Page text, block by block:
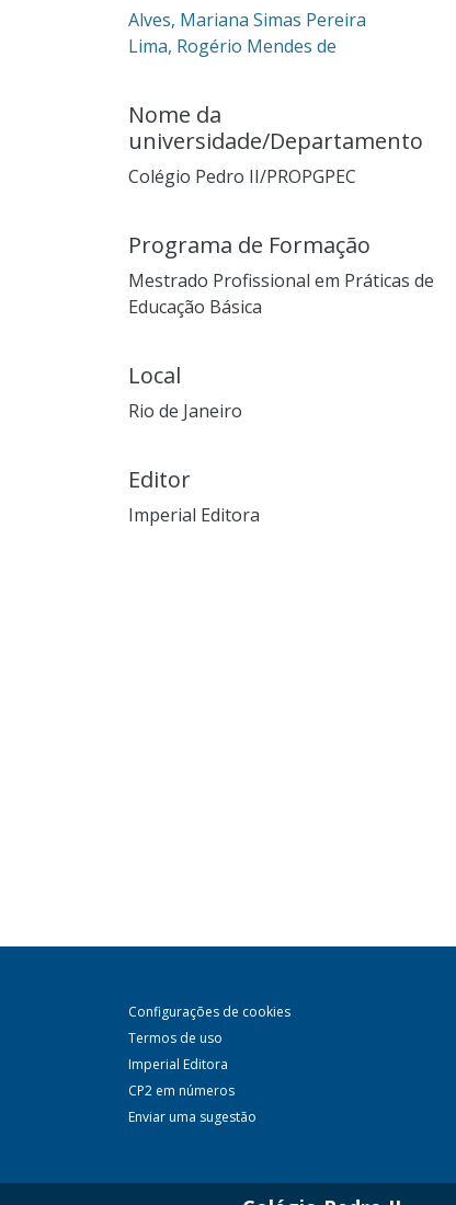
Alves, Mariana Simas Pereira
Lima, Rogério Mendes de
Nome da
universidade/Departamento
Colégio Pedro II/PROPGPEC
Programa de Formação
Mestrado Profissional em Práticas de
Educação Básica
Local
Rio de Janeiro
Editor
Imperial Editora
Configurações de cookies
Termos de uso
Imperial Editora
CP2 em números
Enviar uma sugestão